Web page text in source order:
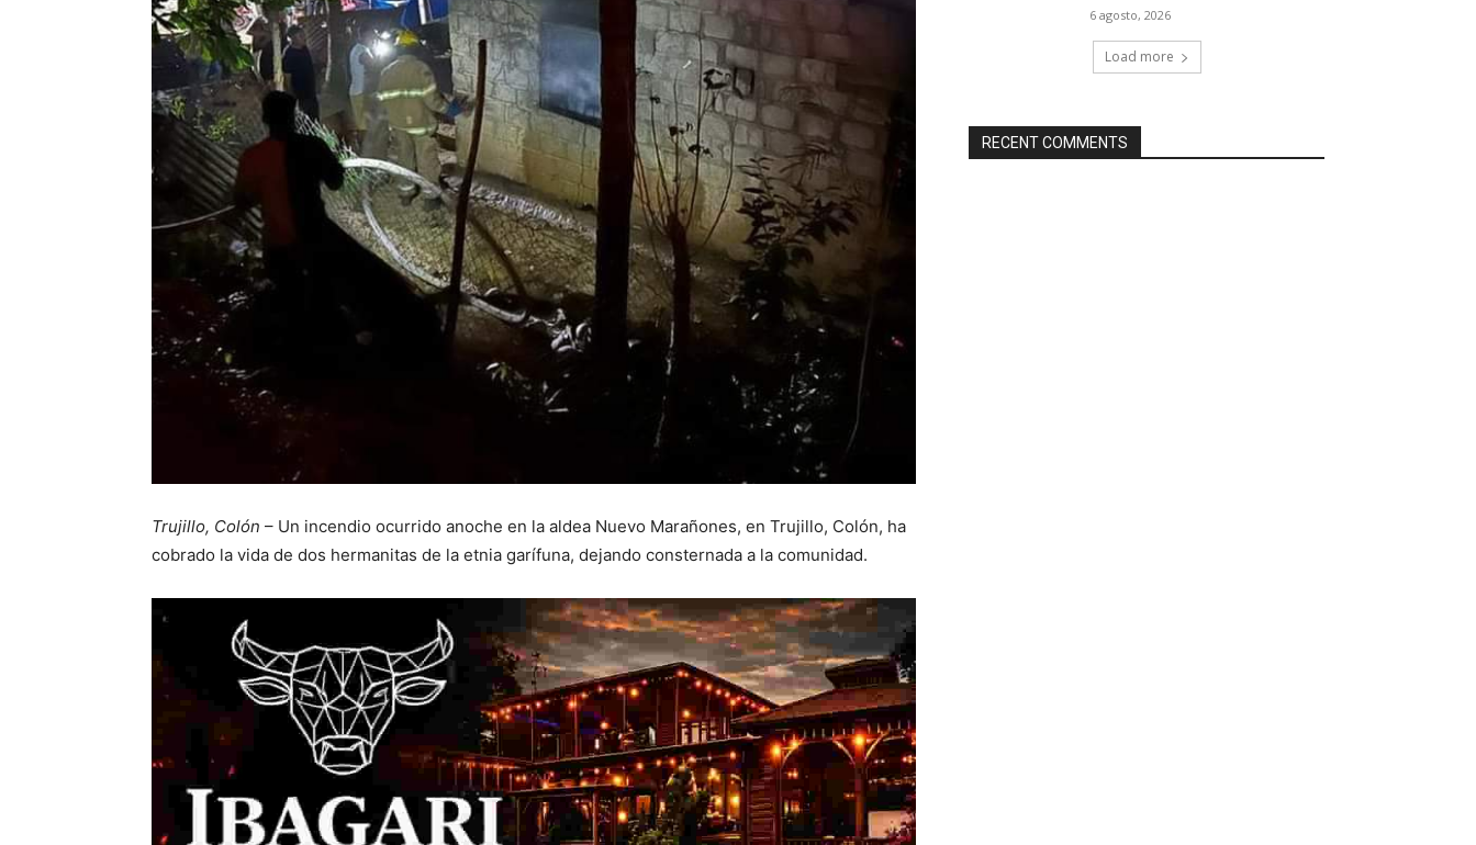
Trujillo, Colón – Un incendio ocurrido anoche en la aldea Nuevo Marañones, en Trujillo, Colón, ha
cobrado la vida de dos hermanitas de la etnia garífuna, dejando consternada a la comunidad.
6 agosto, 2026
Load more
RECENT COMMENTS